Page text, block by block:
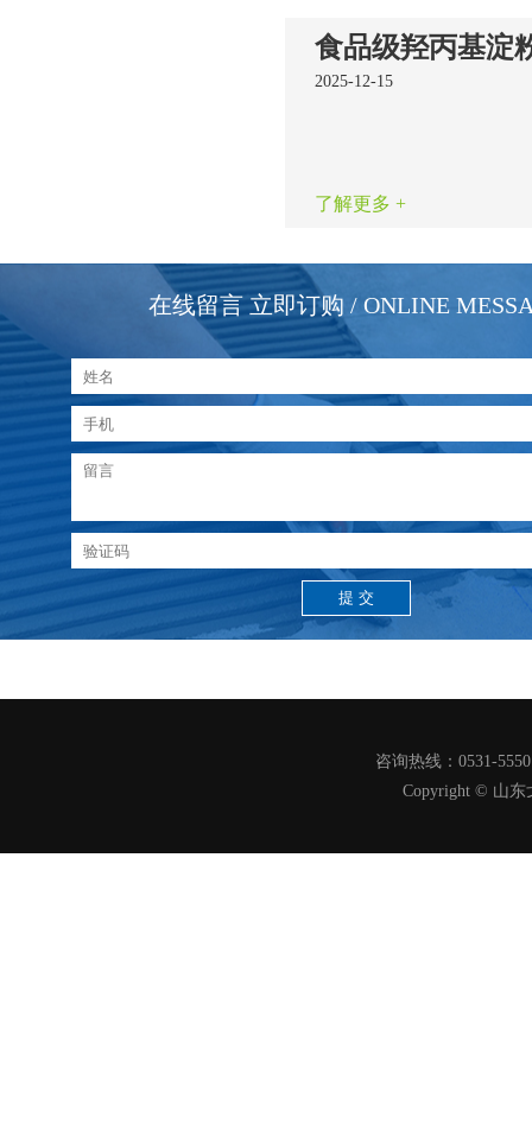
2025-12-15
了解更多 +
在线留言 立即订购 / ONLINE
咨询热线：0531-
Copyright © 山